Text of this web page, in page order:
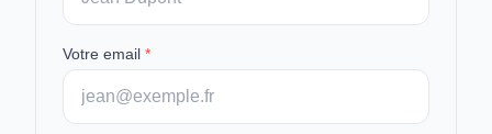
Votre email *